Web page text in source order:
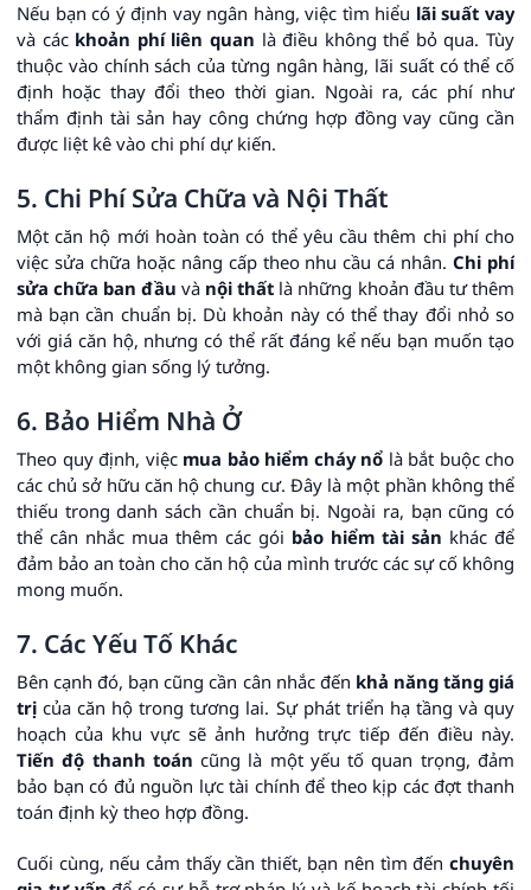
Nếu bạn có ý định vay ngân hàng, việc tìm hiểu lãi suất vay
và các khoản phí liên quan là điều không thể bỏ qua. Tùy
thuộc vào chính sách của từng ngân hàng, lãi suất có thể cố
định hoặc thay đổi theo thời gian. Ngoài ra, các phí như
thẩm định tài sản hay công chứng hợp đồng vay cũng cần
được liệt kê vào chi phí dự kiến.
5. Chi Phí Sửa Chữa và Nội Thất
Một căn hộ mới hoàn toàn có thể yêu cầu thêm chi phí cho
việc sửa chữa hoặc nâng cấp theo nhu cầu cá nhân.Chi phí
sửa chữa ban đầu và nội thất là những khoản đầu tư thêm
mà bạn cần chuẩn bị. Dù khoản này có thể thay đổi nhỏ so
với giá căn hộ, nhưng có thể rất đáng kể nếu bạn muốn tạo
một không gian sống lý tưởng.
6. Bảo Hiểm Nhà Ở
Theo quy định, việc mua bảo hiểm cháy nổ là bắt buộc cho
các chủ sở hữu căn hộ chung cư. Đây là một phần không thể
thiếu trong danh sách cần chuẩn bị. Ngoài ra, bạn cũng có
thể cân nhắc mua thêm các gói bảo hiểm tài sản khác để
đảm bảo an toàn cho căn hộ của mình trước các sự cố không
mong muốn.
7. Các Yếu Tố Khác
Bên cạnh đó, bạn cũng cần cân nhắc đến khả năng tăng giá
trị của căn hộ trong tương lai. Sự phát triển hạ tầng và quy
hoạch của khu vực sẽ ảnh hưởng trực tiếp đến điều này.
Tiến độ thanh toán cũng là một yếu tố quan trọng, đảm
bảo bạn có đủ nguồn lực tài chính để theo kịp các đợt thanh
toán định kỳ theo hợp đồng.
Cuối cùng, nếu cảm thấy cần thiết, bạn nên tìm đến chuyên